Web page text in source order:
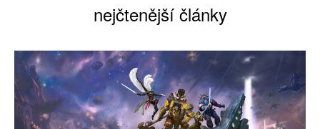
nejčtenější články